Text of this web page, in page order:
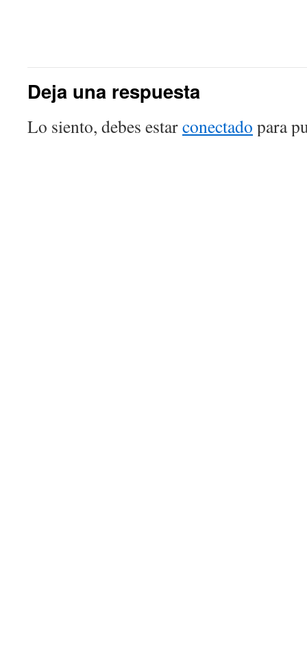
Deja una respuesta
Lo siento, debes estarconectado para